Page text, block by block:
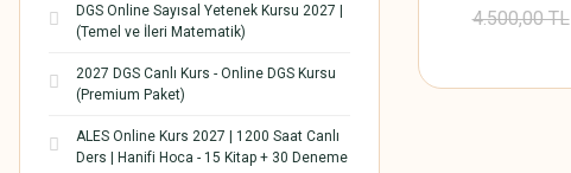
DGS Online Sayısal Yetenek Kursu 2027 |
(Temel ve İleri Matematik)
2027 DGS Canlı Kurs - Online DGS Kursu
(Premium Paket)
ALES Online Kurs 2027 | 1200 Saat Canlı
Ders | Hanifi Hoca - 15 Kitap + 30 Deneme
4.500,00 TL